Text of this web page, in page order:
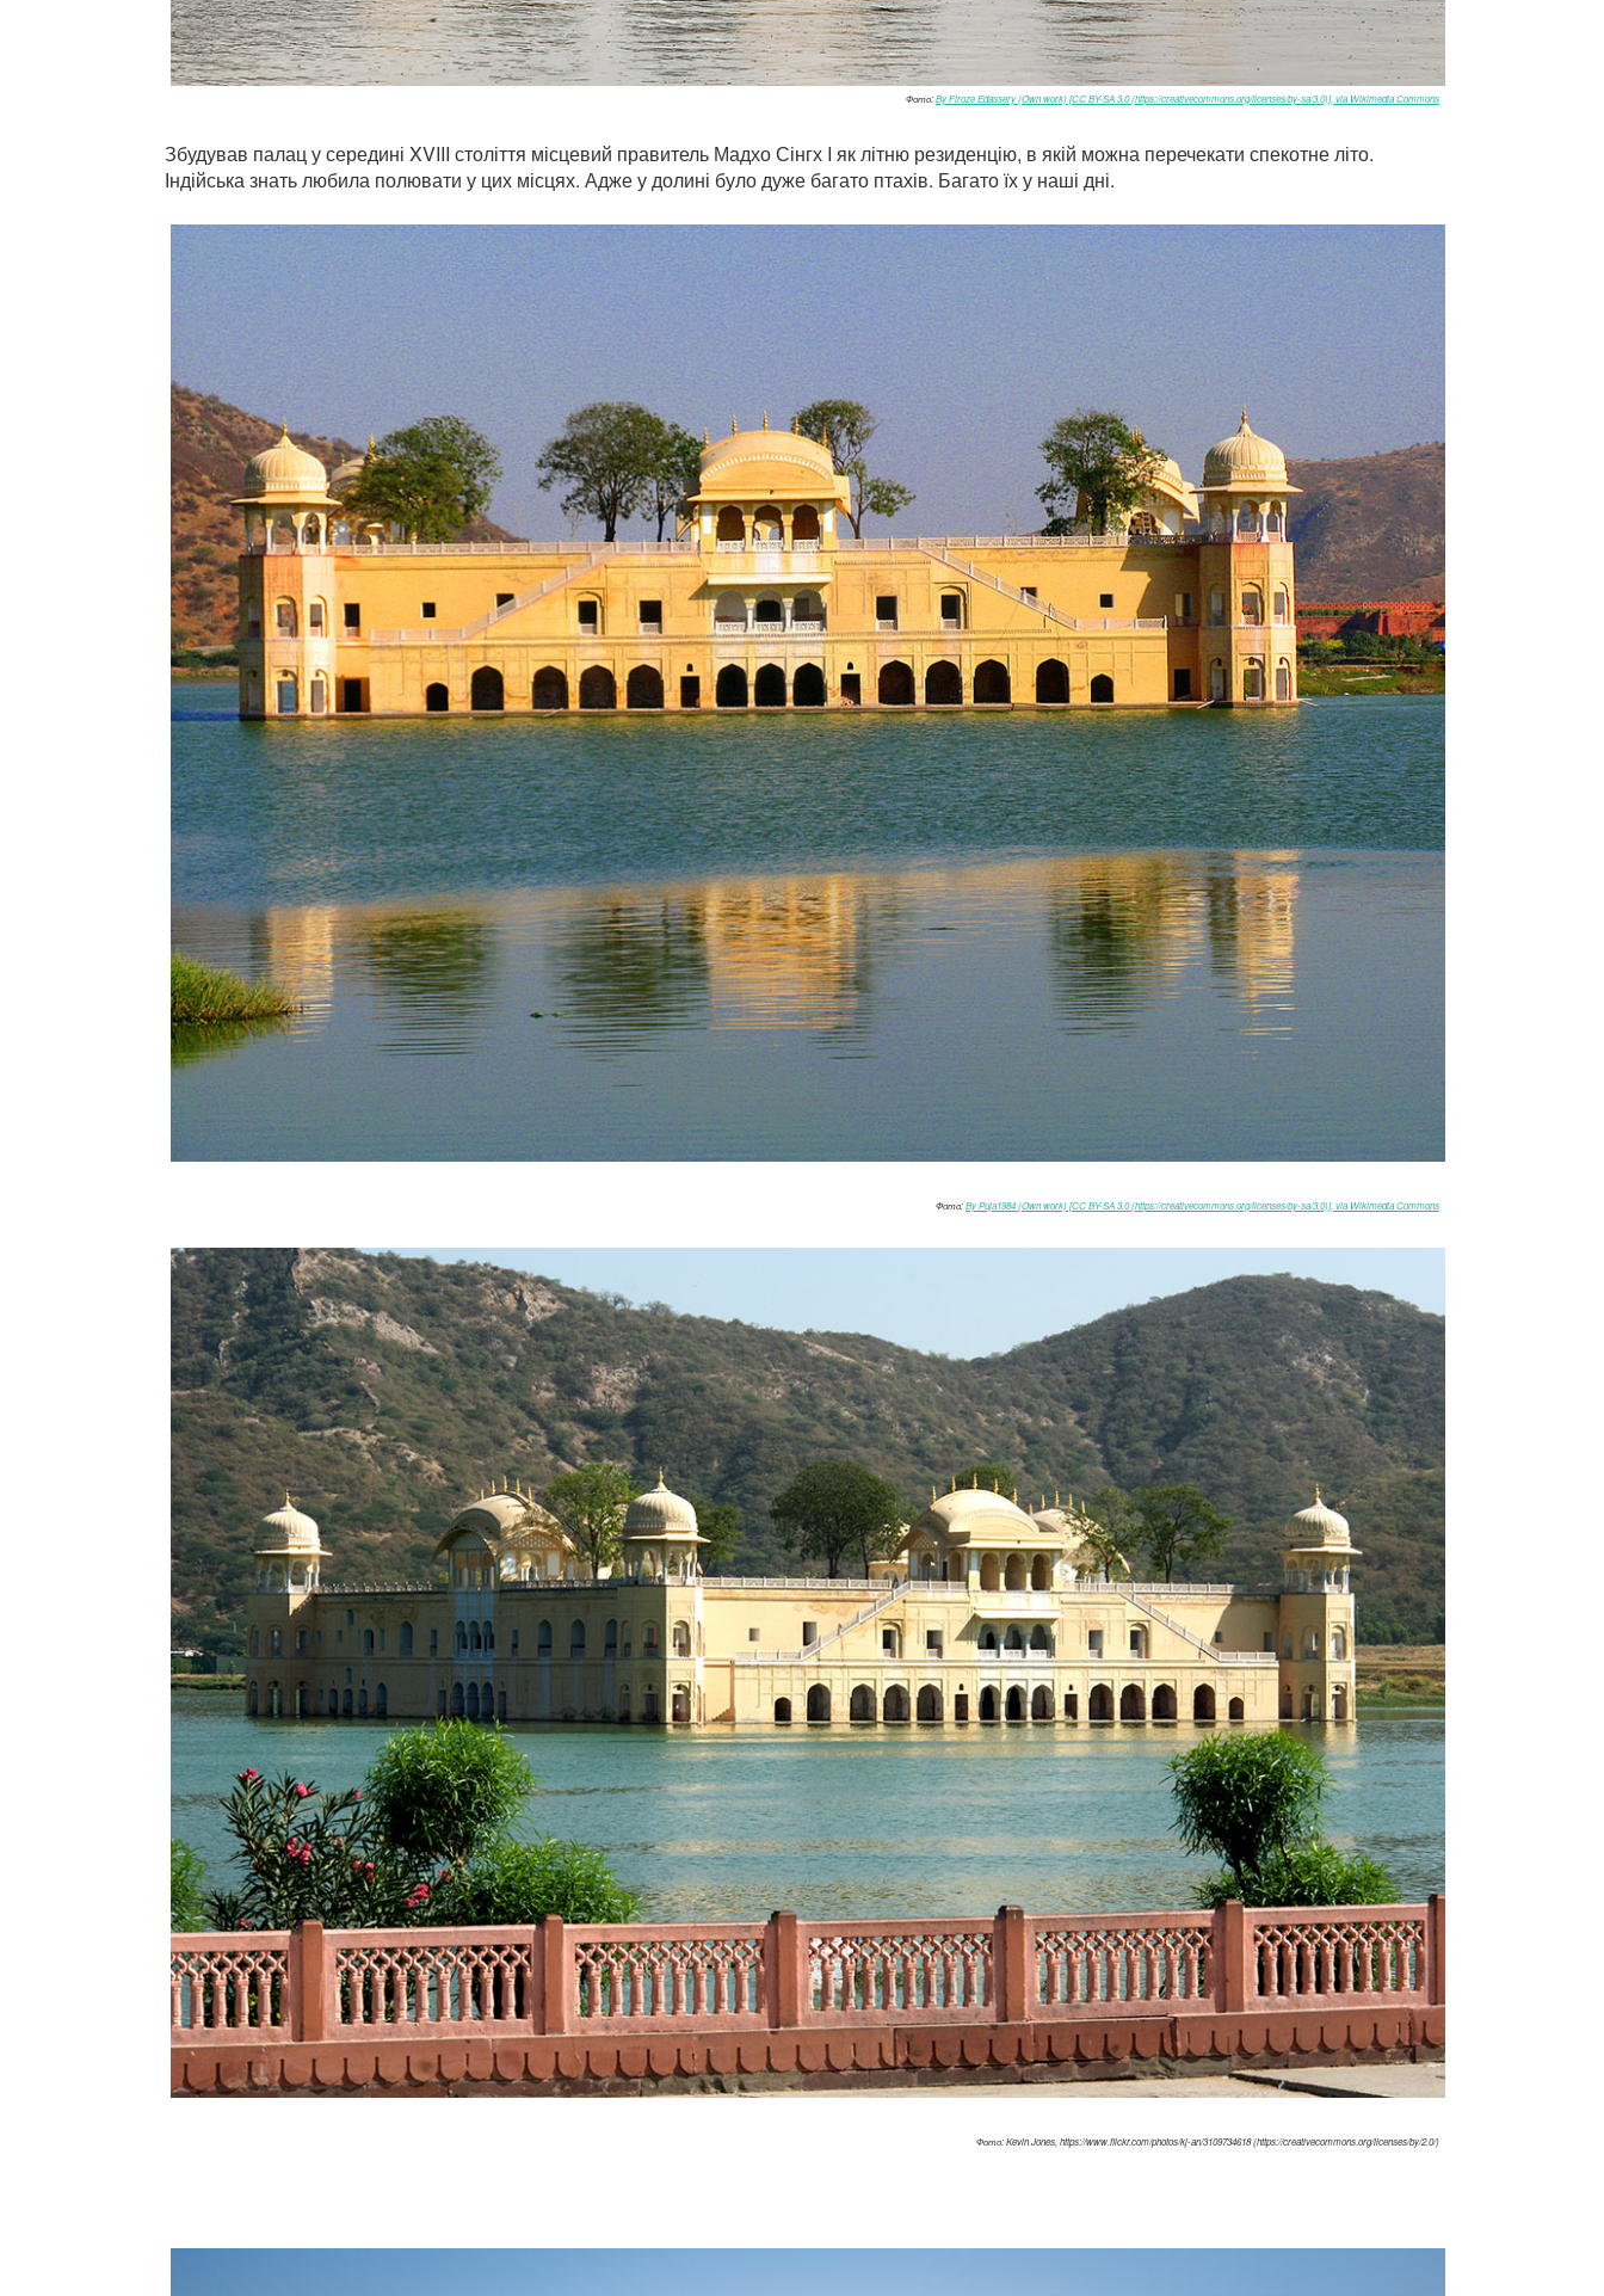
Фото:By Firoze Edassery (Own work) [CC BY-SA 3.0 (https://creativecommons.org/licenses/by-sa/3.0)], via Wikimedia Commons
Збудував палац у середині XVIII століття місцевий правитель Мадхо Сінгх I як літню резиденцію, в якій можна перечекати спекотне літо.
Індійська знать любила полювати у цих місцях. Адже у долині було дуже багато птахів. Багато їх у наші дні.
Фото:By Puja1984 (Own work) [CC BY-SA 3.0 (https://creativecommons.org/licenses/by-sa/3.0)], via Wikimedia Commons
Фото: Kevin Jones, https://www.flickr.com/photos/kj-an/3109734618 (https://creativecommons.org/licenses/by/2.0/)